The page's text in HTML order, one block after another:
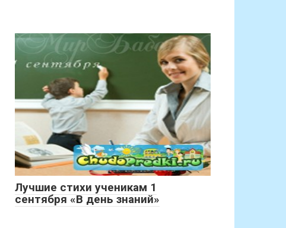
Лучшие стихи ученикам 1
сентября «В день знаний»